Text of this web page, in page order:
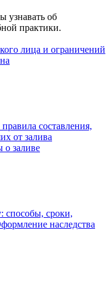
узнавать об
практики.
лица и ограничений
составления,
от залива
о заливе
способы, сроки,
наследства